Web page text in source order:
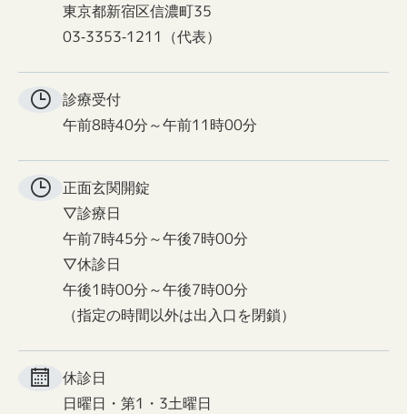
東京都新宿区信濃町35
03-3353-1211（代表）
診療受付
午前8時40分～午前11時00分
正面玄関開錠
▽診療日
午前7時45分～午後7時00分
▽休診日
午後1時00分～午後7時00分
（指定の時間以外は出入口を閉鎖）
休診日
日曜日・第1・3土曜日